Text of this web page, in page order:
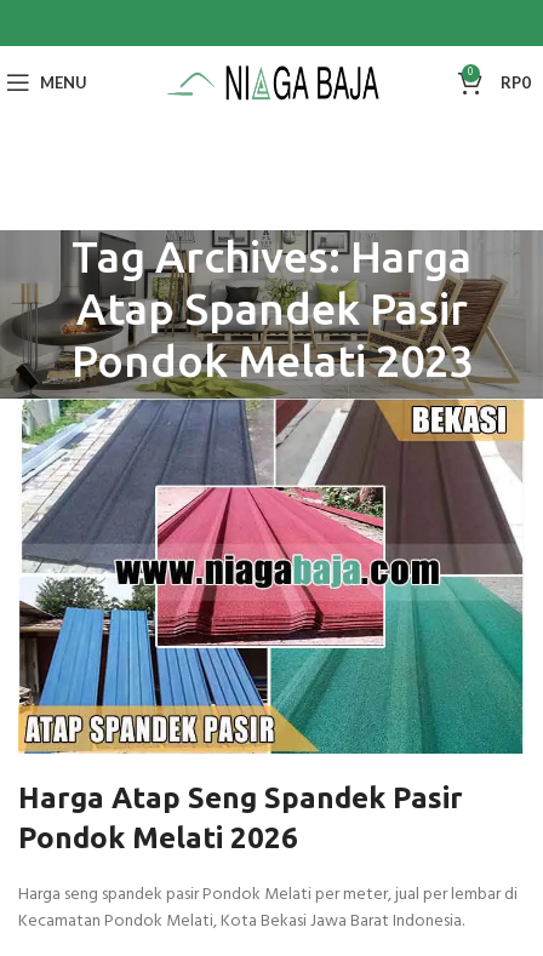
MENU 0 RP0
Tag Archives: Harga
Atap Spandek Pasir
Pondok Melati 2023
Harga Atap Seng Spandek Pasir
Pondok Melati 2026
Harga seng spandek pasir Pondok Melati per meter, jual per lembar di
Kecamatan Pondok Melati, Kota Bekasi Jawa Barat Indonesia.